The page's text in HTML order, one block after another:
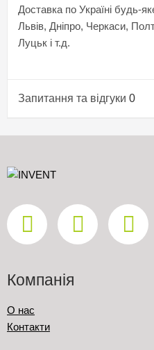
Доставка по Україні будь-
Львів, Дніпро, Черкаси,
Луцьк і т.д.
Запитання та відгуки 0
Компанія
О нас
Контакти